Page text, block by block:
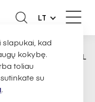
LT
ARTŪRAS RAILA
slapukai, kad
kokybę.
toliau
su
.